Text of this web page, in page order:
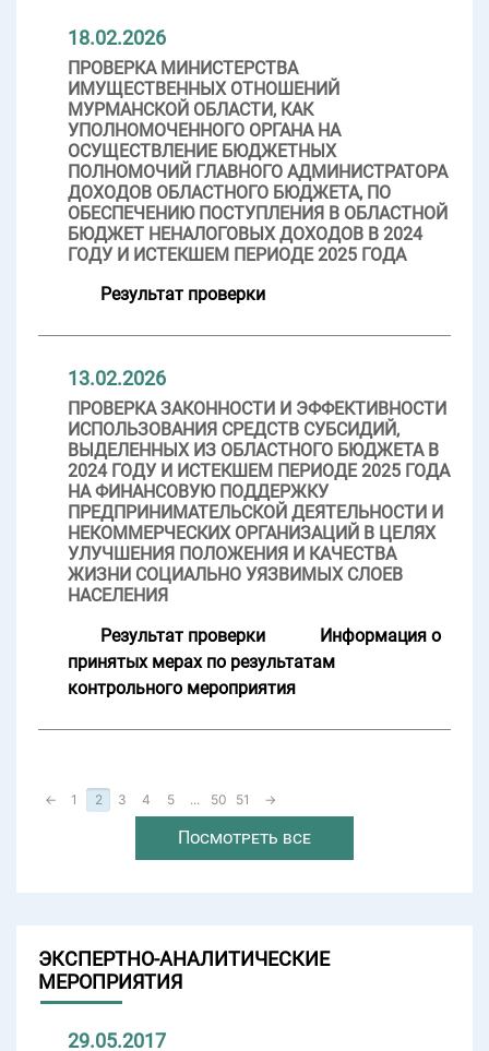
18.02.2026
ПРОВЕРКА МИНИСТЕРСТВА
ИМУЩЕСТВЕННЫХ ОТНОШЕНИЙ
МУРМАНСКОЙ ОБЛАСТИ, КАК
УПОЛНОМОЧЕННОГО ОРГАНА НА
ОСУЩЕСТВЛЕНИЕ БЮДЖЕТНЫХ
ПОЛНОМОЧИЙ ГЛАВНОГО АДМИНИСТРАТОРА
ДОХОДОВ ОБЛАСТНОГО БЮДЖЕТА, ПО
ОБЕСПЕЧЕНИЮ ПОСТУПЛЕНИЯ В ОБЛАСТНОЙ
БЮДЖЕТ НЕНАЛОГОВЫХ ДОХОДОВ В 2024
ГОДУ И ИСТЕКШЕМ ПЕРИОДЕ 2025 ГОДА
Результат проверки
13.02.2026
ПРОВЕРКА ЗАКОННОСТИ И ЭФФЕКТИВНОСТИ
ИСПОЛЬЗОВАНИЯ СРЕДСТВ СУБСИДИЙ,
ВЫДЕЛЕННЫХ ИЗ ОБЛАСТНОГО БЮДЖЕТА В
2024 ГОДУ И ИСТЕКШЕМ ПЕРИОДЕ 2025 ГОДА
НА ФИНАНСОВУЮ ПОДДЕРЖКУ
ПРЕДПРИНИМАТЕЛЬСКОЙ ДЕЯТЕЛЬНОСТИ И
НЕКОММЕРЧЕСКИХ ОРГАНИЗАЦИЙ В ЦЕЛЯХ
УЛУЧШЕНИЯ ПОЛОЖЕНИЯ И КАЧЕСТВА
ЖИЗНИ СОЦИАЛЬНО УЯЗВИМЫХ СЛОЕВ
НАСЕЛЕНИЯ
Результат проверки
Информация о
принятых мерах по результатам
контрольного мероприятия
← 1 2 3 4 5 ... 50 51 →
Посмотреть все
ЭКСПЕРТНО-АНАЛИТИЧЕСКИЕ
МЕРОПРИЯТИЯ
29.05.2017